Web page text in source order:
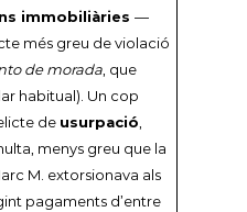
immobiliàries —
més greu de violació
de morada, que
habitual). Un cop
de usurpació
menys greu que la
M. extorsionava als
pagaments d’entre